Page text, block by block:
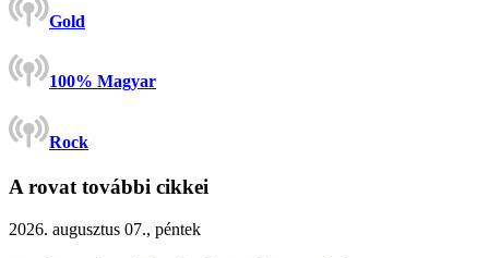
Gold
100% Magyar
Rock
A rovat további cikkei
2026. augusztus 07., péntek